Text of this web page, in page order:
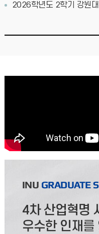
2026학년도 2학기 강원대
INU GRADUATE
4차 산업혁명
우수한 인재 를